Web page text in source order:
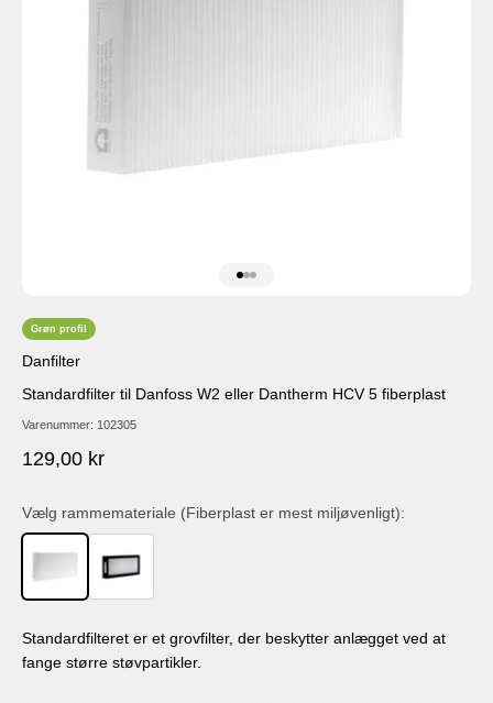
Grøn profil
Danfilter
Standardfilter til Danfoss W2 eller Dantherm HCV 5 fiberplast
Varenummer: 102305
Salgspris
129,00 kr
Vælg rammemateriale (Fiberplast er mest miljøvenligt):
Standardfilteret er et grovfilter, der beskytter anlægget ved at
fange større støvpartikler.